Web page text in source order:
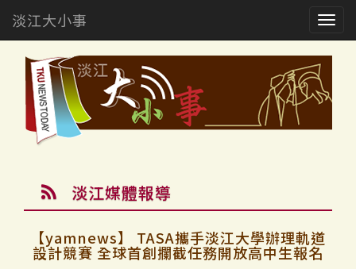
淡江大小事
淡江媒體報導
【yamnews】 TASA攜手淡江大學辦理軌道
設計競賽 全球首創攔截任務開放高中生報名